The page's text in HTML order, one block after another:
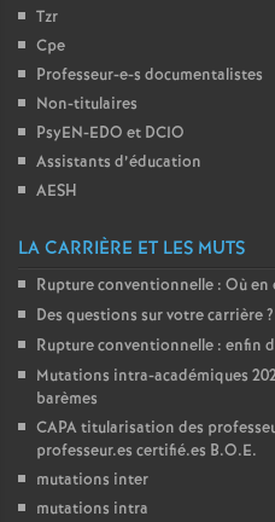
Tzr
Cpe
Professeur-e-s documentalistes
Non-titulaires
PsyEN-EDO et DCIO
Assistants d’éducation
AESH
LA CARRIÈRE ET LES MUTS
Rupture conventionnelle : Où en
Des questions sur votre carrière
Rupture conventionnelle : enfin
Mutations intra-académiques
barèmes
CAPAtitularisation des
professeur.es certifié.es B.O.E.
mutations inter
mutations intra